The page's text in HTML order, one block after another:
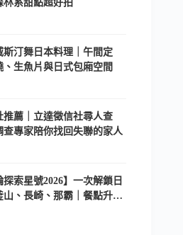
林系甜點超好拍
斯汀舞日本料理｜午間定
、生魚片與日式包廂空間
推薦｜立達徵信社尋人查
查專家陪你找回失聯的家人
探索星號2026】一次解鎖日
山、長崎、那霸｜餐點升
、船上慶生超難忘